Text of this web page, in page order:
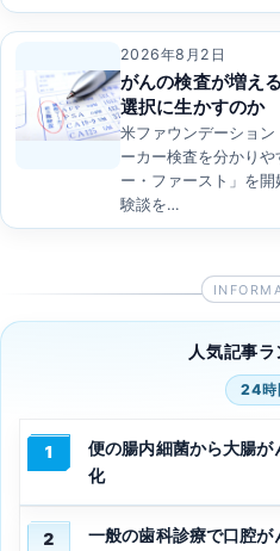
2026年8月2日
がんの検査が増え
選択に生かすのか
米ファウンデーショ
ーカー検査を分かり
ー・ファースト」を
験談を…
人気記事
24時
1
便の腸内細菌から大腸
化
2
一般の歯科診療で口腔